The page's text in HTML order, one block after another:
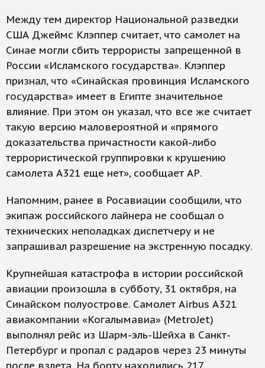
Между тем директор Национальной разведки
США Джеймс Клэппер считает, что самолет на
Синае могли сбить террористы запрещенной в
России «Исламского государства». Клэппер
признал, что «Синайская провинция Исламского
государства» имеет в Египте значительное
влияние. При этом он указал, что все же считает
такую версию маловероятной и «прямого
доказательства причастности какой-либо
террористической группировки к крушению
самолета А321 еще нет», сообщает АР.
Напомним, ранее в Росавиации сообщили, что
экипаж российского лайнера не сообщал о
технических неполадках диспетчеру и не
запрашивал разрешение на экстренную посадку.
Крупнейшая катастрофа в истории российской
авиации произошла в субботу, 31 октября, на
Синайском полуострове. Самолет Airbus А321
авиакомпании «Когалымавиа» (MetroJet)
выполнял рейс из Шарм-эль-Шейха в Санкт-
Петербург и пропал с радаров через 23 минуты